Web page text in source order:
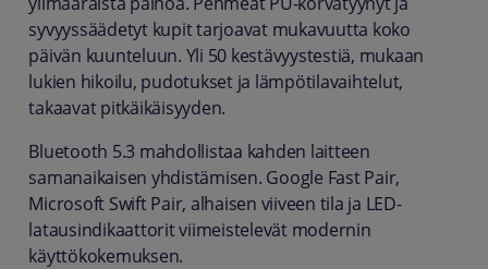
syvyyssäädetyt kupit tarjoavat mukavuutta koko
päivän kuunteluun. Yli 50 kestävyystestiä, mukaan
lukien hikoilu, pudotukset ja lämpötilavaihtelut,
takaavat pitkäikäisyyden.
Bluetooth 5.3 mahdollistaa kahden laitteen
samanaikaisen yhdistämisen. Google Fast Pair,
Microsoft Swift Pair, alhaisen viiveen tila ja LED-
latausindikaattorit viimeistelevät modernin
käyttökokemuksen.